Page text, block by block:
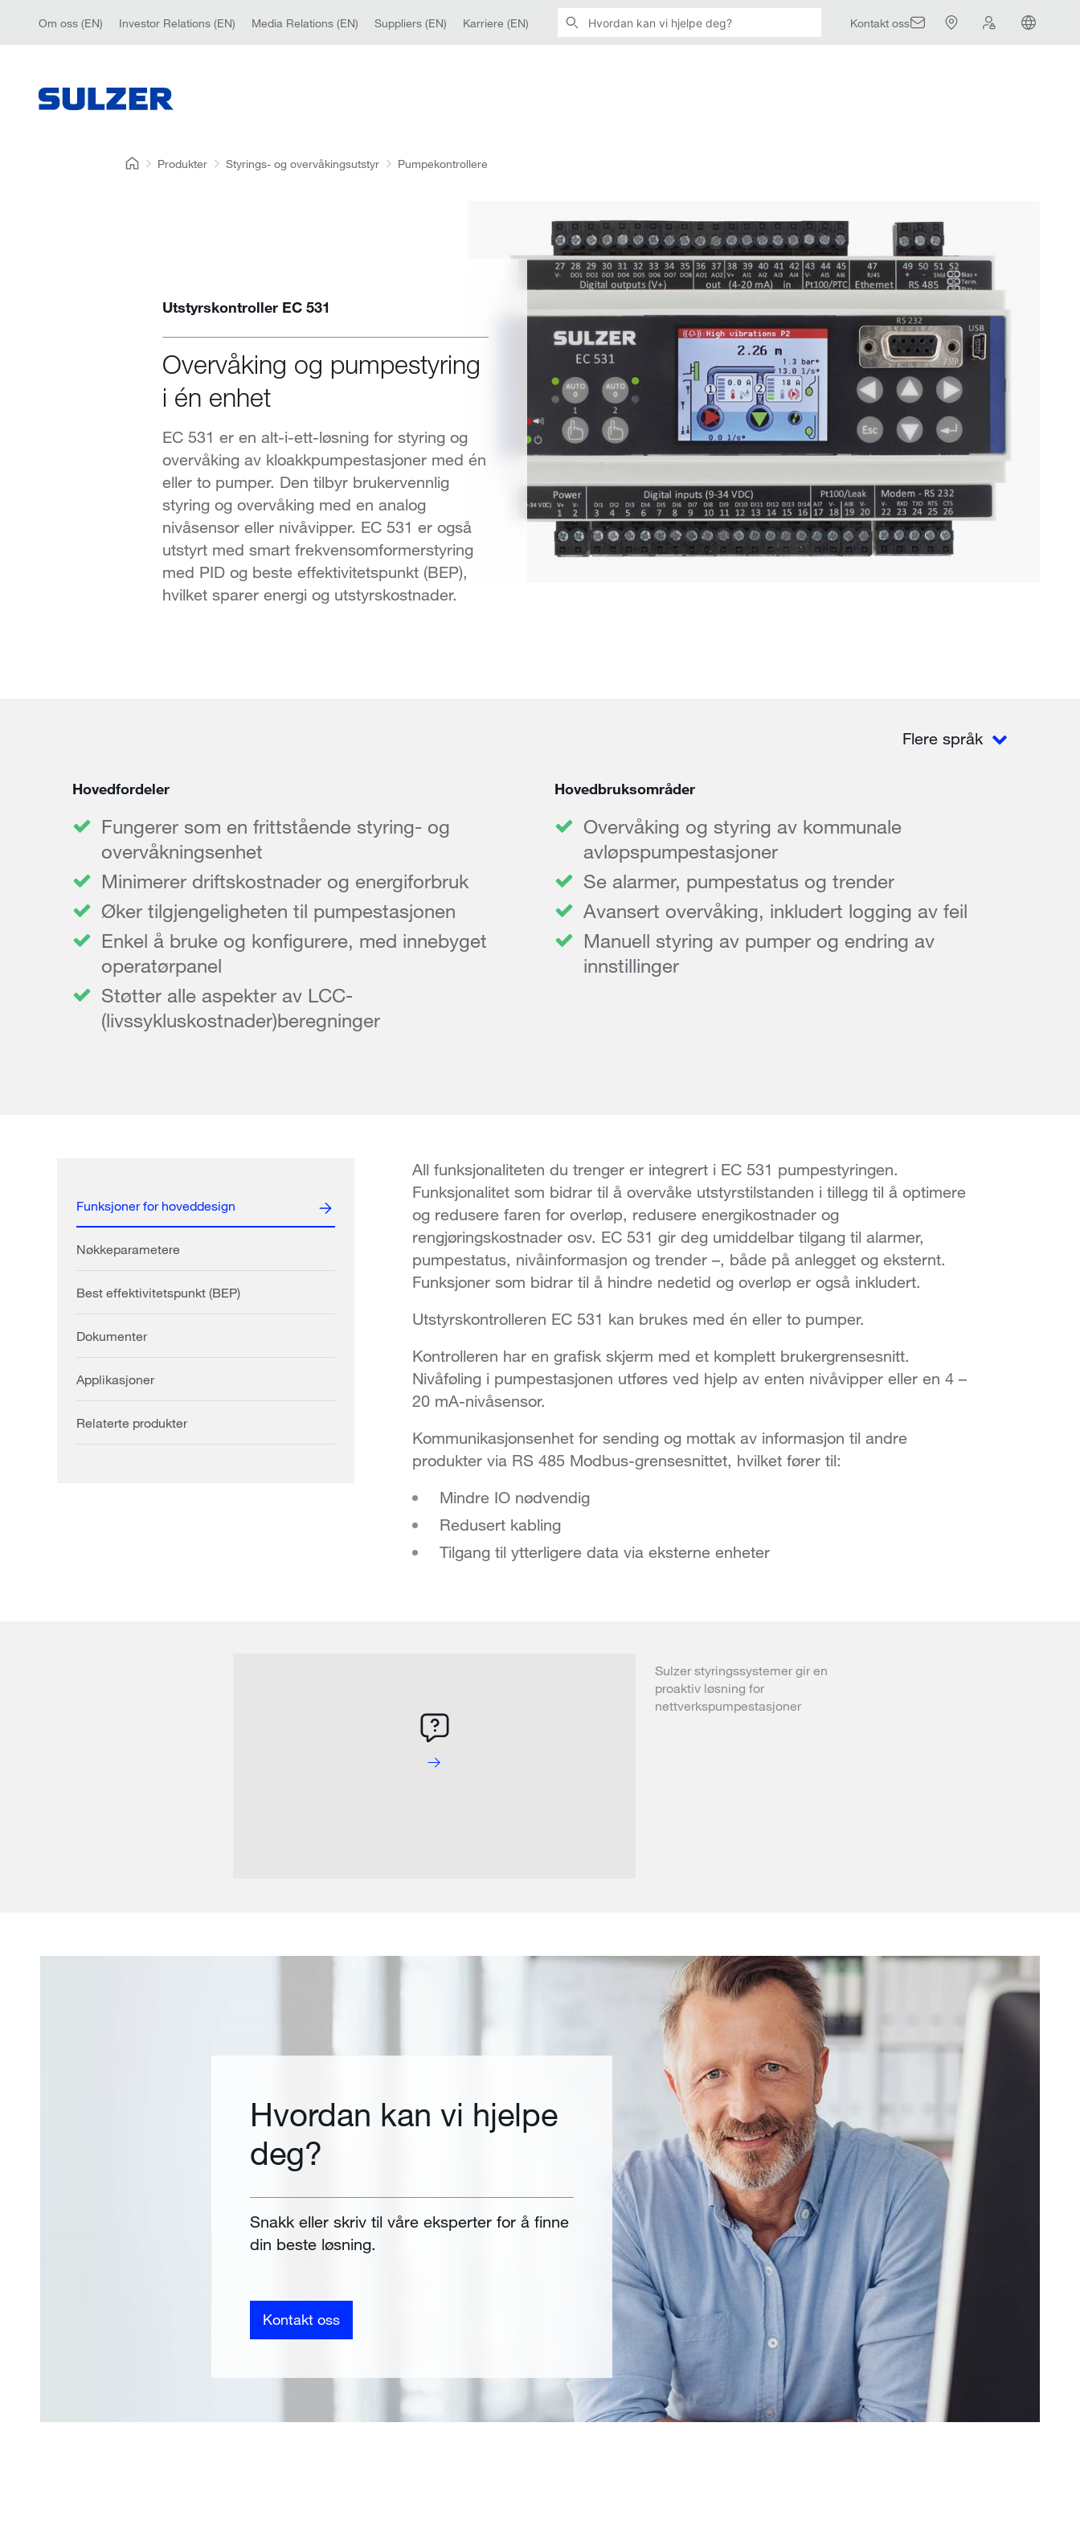
Kontakt oss
Om oss (EN) Investor Relations (EN) Media Relations (EN) Suppliers (EN) Karriere (EN)
Produkter Styrings- og overvåkingsutstyr Pumpekontrollere
Utstyrskontroller EC 531
Overvåking og pumpestyring
i én enhet
EC 531 er en alt-i-ett-løsning for styring og
overvåking av kloakkpumpestasjoner med én
eller to pumper. Den tilbyr brukervennlig
styring og overvåking med en analog
nivåsensor eller nivåvipper. EC 531 er også
utstyrt med smart frekvensomformerstyring
med PID og beste effektivitetspunkt (BEP),
hvilket sparer energi og utstyrskostnader.
Flere språk
Hovedfordeler
Fungerer som en frittstående styring- og
overvåkningsenhet
Minimerer driftskostnader og energiforbruk
Øker tilgjengeligheten til pumpestasjonen
Enkel å bruke og konfigurere, med innebyget
operatørpanel
Støtter alle aspekter av LCC-
(livssykluskostnader)beregninger
Hovedbruksområder
Overvåking og styring av kommunale
avløpspumpestasjoner
Se alarmer, pumpestatus og trender
Avansert overvåking, inkludert logging av feil
Manuell styring av pumper og endring av
innstillinger
Funksjoner for hoveddesign
All funksjonaliteten du trenger er integrert i EC 531 pumpestyringen.
Funksjonalitet som bidrar til å overvåke utstyrstilstanden i tillegg til å optimere
og redusere faren for overløp, redusere energikostnader og
rengjøringskostnader osv. EC 531 gir deg umiddelbar tilgang til alarmer,
pumpestatus, nivåinformasjon og trender –, både på anlegget og eksternt.
Funksjoner som bidrar til å hindre nedetid og overløp er også inkludert.
Utstyrskontrolleren EC 531 kan brukes med én eller to pumper.
Kontrolleren har en grafisk skjerm med et komplett brukergrensesnitt.
Nivåføling i pumpestasjonen utføres ved hjelp av enten nivåvipper eller en 4 –
20 mA-nivåsensor.
Kommunikasjonsenhet for sending og mottak av informasjon til andre
produkter via RS 485 Modbus-grensesnittet, hvilket fører til:
Mindre IO nødvendig
Redusert kabling
Tilgang til ytterligere data via eksterne enheter
Nøkkeparametere
Best effektivitetspunkt (BEP)
Dokumenter
Applikasjoner
Relaterte produkter
Sulzer styringssystemer gir en
proaktiv løsning for
nettverkspumpestasjoner
Hvordan kan vi hjelpe
deg?
Snakk eller skriv til våre eksperter for å finne
din beste løsning.
Kontakt oss